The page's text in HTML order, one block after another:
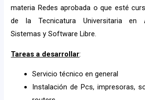
materia Redes aprobada o que esté
de la Tecnicatura Universitaria en
Sistemas y Software Libre.
Tareas a desarrollar:
Servicio técnico en general
Instalación de Pcs, impresoras,